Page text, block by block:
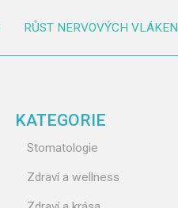
RŮST NERVOVÝCH VLÁKEN
KATEGORIE
Stomatologie
Zdraví a wellness